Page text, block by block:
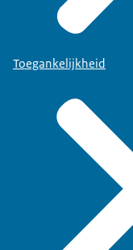
Toegankelijkheid